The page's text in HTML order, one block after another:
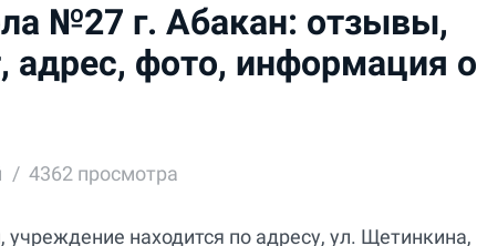
№27 г. Абакан: отзывы,
адрес, фото, информация о
4362 просмотра
находится по адресу, ул. Щетинкина,